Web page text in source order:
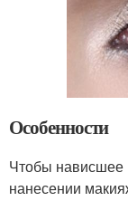
Особенности
Чтобы нависшее
нанесении